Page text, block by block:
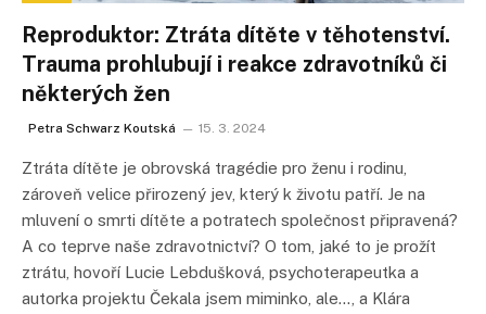
Reproduktor: Ztráta dítěte v těhotenství.
Trauma prohlubují i reakce zdravotníků či
některých žen
Petra Schwarz Koutská 15. 3. 2024
Ztráta dítěte je obrovská tragédie pro ženu i rodinu,
zároveň velice přirozený jev, který k životu patří. Je na
mluvení o smrti dítěte a potratech společnost připravená?
A co teprve naše zdravotnictví? O tom, jaké to je prožít
ztrátu, hovoří Lucie Lebdušková, psychoterapeutka a
autorka projektu Čekala jsem miminko, ale…, a Klára